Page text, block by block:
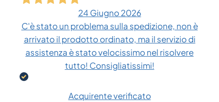
24 Giugno 2026
C'è stato un problema sulla spedizione, non è
arrivato il prodotto ordinato, ma il servizio di
assistenza è stato velocissimo nel risolvere
tutto! Consigliatissimi!
Acquirente verificato